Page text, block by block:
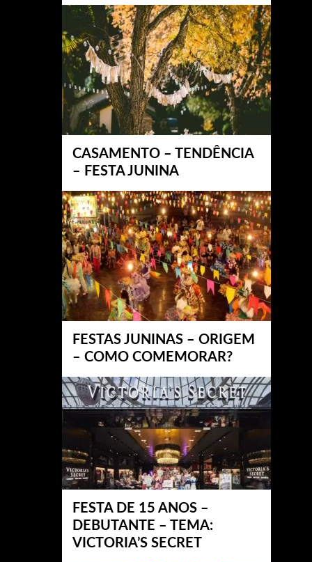
CASAMENTO – TENDÊNCIA
– FESTA JUNINA
FESTAS JUNINAS – ORIGEM
– COMO COMEMORAR?
FESTA DE 15 ANOS –
DEBUTANTE – TEMA:
VICTORIA’S SECRET